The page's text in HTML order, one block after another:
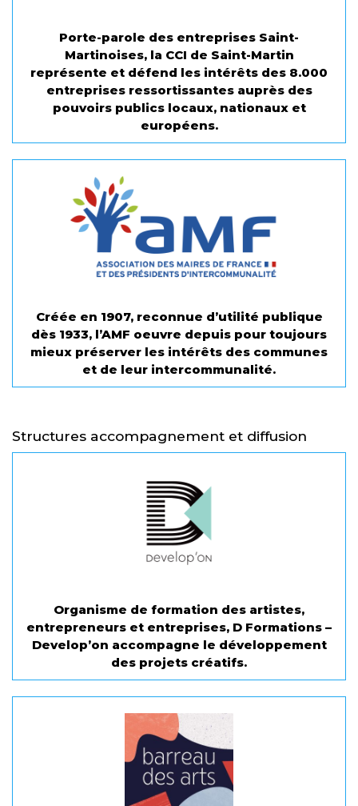
Porte-parole des entreprises Saint-
Martinoises, la CCI de Saint-Martin
représente et défend les intérêts des 8.000
entreprises ressortissantes auprès des
pouvoirs publics locaux, nationaux et
européens.
Créée en 1907, reconnue d’utilité publique
dès 1933, l’AMF oeuvre depuis pour toujours
mieux préserver les intérêts des communes
et de leur intercommunalité.
Structures accompagnement et diffusion
Organisme de formation des artistes,
entrepreneurs et entreprises, D Formations –
Develop’on accompagne le développement
des projets créatifs.